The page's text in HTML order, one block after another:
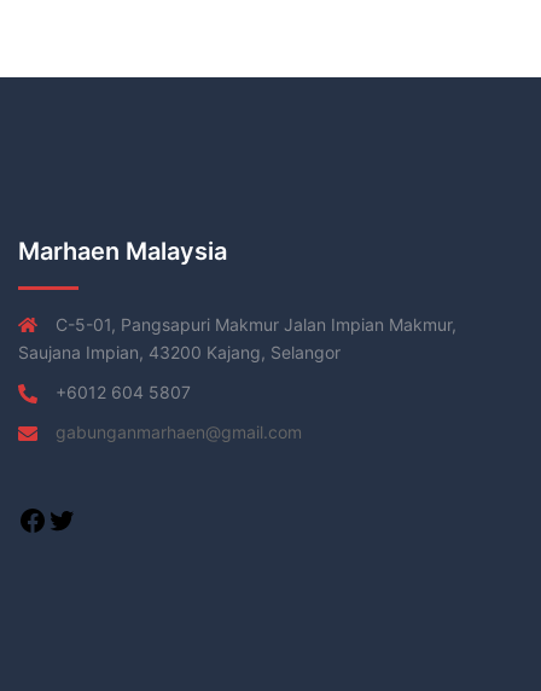
Marhaen Malaysia
C-5-01, Pangsapuri Makmur Jalan Impian Makmur,
Saujana Impian, 43200 Kajang, Selangor
+6012 604 5807
gabunganmarhaen@gmail.com